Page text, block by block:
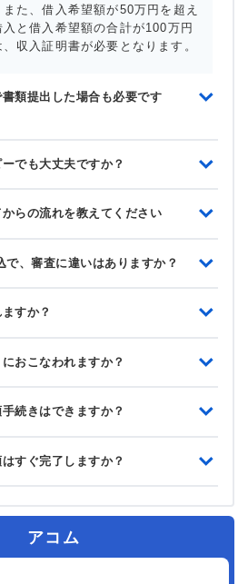
た、借入希望額が50万円を超え
入と借入希望額の合計が100万円
収入証明書が必要となります。
類提出した場合も必要です
でも大丈夫ですか？
らの流れを教えてください
で、審査に違いはありますか？
すか？
おこなわれますか？
続きはできますか？
すぐ完了しますか？
アコム